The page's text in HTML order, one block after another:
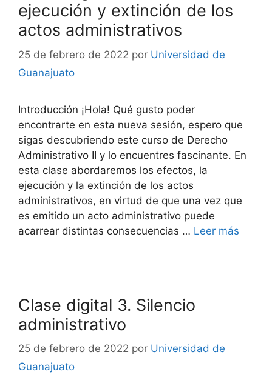
ejecución y extinción de los
actos administrativos
25 de febrero de 2022 por Universidad de
Guanajuato
Introducción ¡Hola! Qué gusto poder
encontrarte en esta nueva sesión, espero que
sigas descubriendo este curso de Derecho
Administrativo II y lo encuentres fascinante. En
esta clase abordaremos los efectos, la
ejecución y la extinción de los actos
administrativos, en virtud de que una vez que
es emitido un acto administrativo puede
acarrear distintas consecuencias … Leer más
Clase digital 3. Silencio
administrativo
25 de febrero de 2022 por Universidad de
Guanajuato